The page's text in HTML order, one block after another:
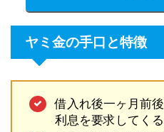
ヤミ金の手口と特徴
借入れ後一ヶ月前
利息を要求してくる